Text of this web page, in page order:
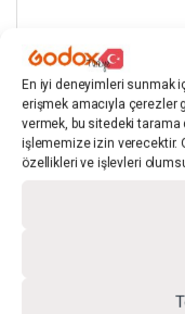
En iyi deneyimleri sunmak
erişmek amacıyla çerezler
vermek, bu sitedeki tarama
işlememize izin verecektir.
özellikleri ve işlevleri